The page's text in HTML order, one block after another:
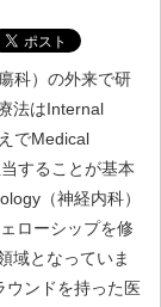
科）の外来で研
法はInternal
でMedical
することが基本
（神経内科）
ローシップを修
域となっていま
ウンドを持った医